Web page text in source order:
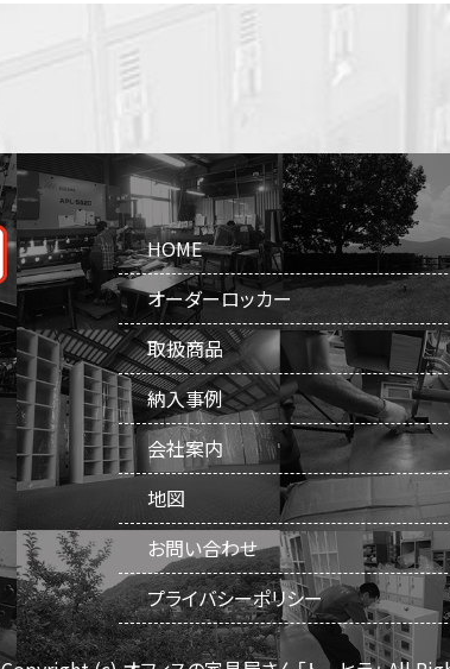
HOME
オーダーロッカー
取扱商品
納入事例
会社案内
地図
お問い合わせ
プライバシーポリシー